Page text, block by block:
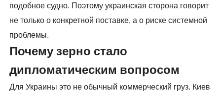
подобное судно. Поэтому украинская сторона говорит
не только о конкретной поставке, а о риске системной
проблемы.
Почему зерно стало
дипломатическим вопросом
Для Украины это не обычный коммерческий груз. Киев